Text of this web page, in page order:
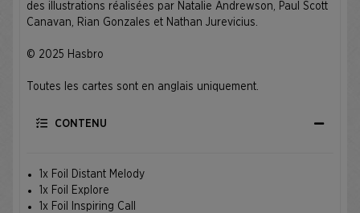
des illustrations réalisées par Natalie Andrewson, Paul Scott
Canavan, Rian Gonzales et Nathan Jurevicius.
© 2025 Hasbro
Toutes les cartes sont en anglais uniquement.
CONTENU
1x Foil Distant Melody
1x Foil Explore
1x Foil Inspiring Call